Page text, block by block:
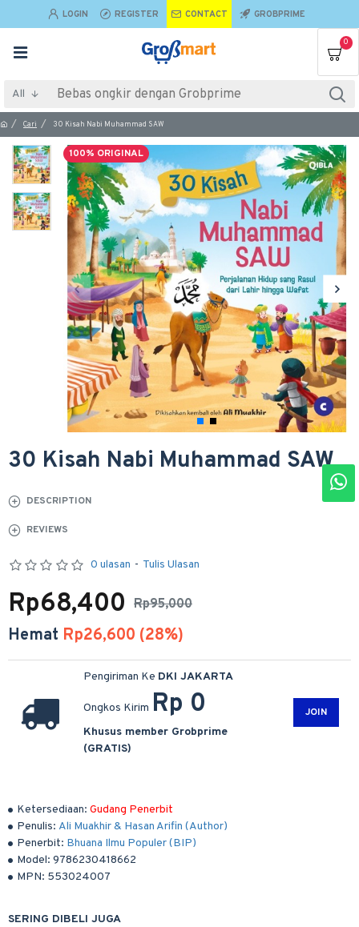
LOGIN REGISTER CONTACT GROBPRIME
0
All
Cari 30 Kisah Nabi Muhammad SAW
100% ORIGINAL
30 Kisah Nabi Muhammad SAW
DESCRIPTION
REVIEWS
Ketersediaan: Gudang Penerbit
Penulis: Ali Muakhir & Hasan Arifin (Author)
Penerbit: Bhuana Ilmu Populer (BIP)
Model: 9786230418662
MPN: 553024007
0 ulasan - Tulis Ulasan
Rp95,000
Rp68,400
Hemat Rp26,600 (28%)
Pengiriman Ke DKI JAKARTA
Ongkos Kirim Rp 0
Khusus member Grobprime
(GRATIS)
JOIN
SERING DIBELI JUGA